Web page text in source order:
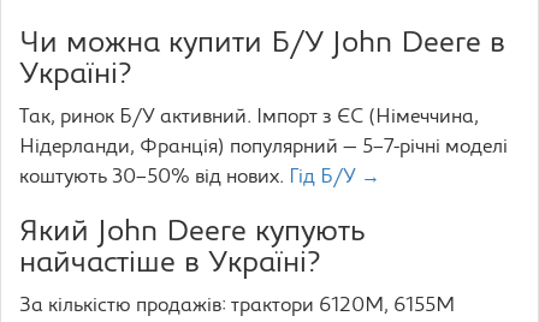
Чи можна купити Б/У John Deere в
Україні?
Так, ринок Б/У активний. Імпорт з ЄС (Німеччина,
Нідерланди, Франція) популярний — 5–7-річні моделі
коштують 30–50% від нових.
Гід Б/У →
Який John Deere купують
найчастіше в Україні?
За кількістю продажів: трактори 6120M, 6155M